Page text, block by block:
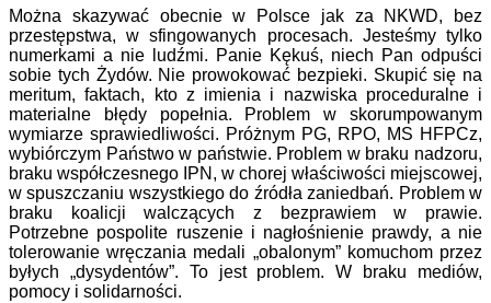
Można skazywać obecnie w Polsce jak za NKWD, bez
przestępstwa, w sfingowanych procesach. Jesteśmy tylko
numerkami a nie ludźmi. Panie Kękuś, niech Pan odpuści
sobie tych Żydów. Nie prowokować bezpieki. Skupić się na
meritum, faktach, kto z imienia i nazwiska proceduralne i
materialne błędy popełnia. Problem w skorumpowanym
wymiarze sprawiedliwości. Próżnym PG, RPO, MS HFPCz,
wybiórczym Państwo w państwie. Problem w braku nadzoru,
braku współczesnego IPN, w chorej właściwości miejscowej,
w spuszczaniu wszystkiego do źródła zaniedbań. Problem w
braku koalicji walczących z bezprawiem w prawie.
Potrzebne pospolite ruszenie i nagłośnienie prawdy, a nie
tolerowanie wręczania medali „obalonym” komuchom przez
byłych „dysydentów”. To jest problem. W braku mediów,
pomocy i solidarności.